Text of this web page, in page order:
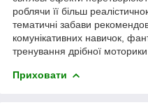
роблячи її більш
тематичні забави
комунікативних навичок,
тренування дрібної моторики
Приховати